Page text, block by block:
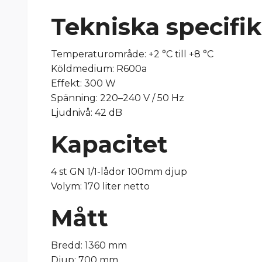
Tekniska
Temperaturområde: +2 °C till +8 °C
Köldmedium: R600a
Effekt: 300 W
Spänning: 220–240 V / 50 Hz
Ljudnivå: 42 dB
Kapacitet
4 st GN 1/1-lådor 100mm djup
Volym: 170 liter netto
Mått
Bredd: 1360 mm